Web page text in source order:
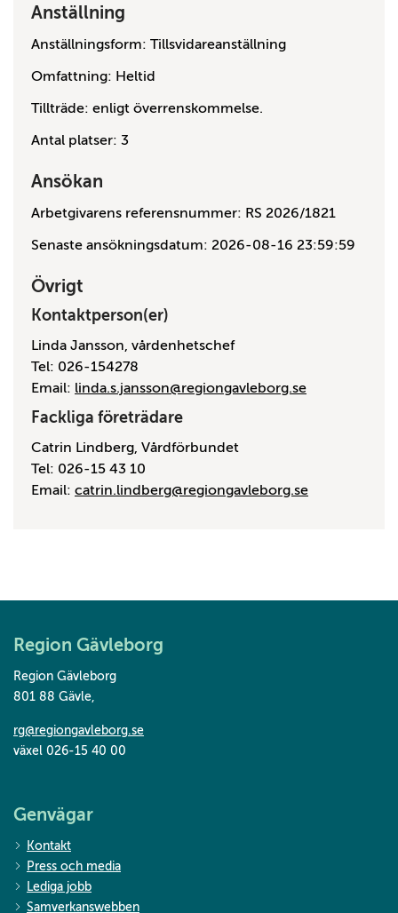
Anställning
Anställningsform: Tillsvidareanställning
Omfattning: Heltid
Tillträde: enligt överrenskommelse.
Antal platser: 3
Ansökan
Arbetgivarens referensnummer: RS 2026/1821
Senaste ansökningsdatum: 2026-08-16 23:59:59
Övrigt
Kontaktperson(er)
Linda Jansson, vårdenhetschef
Tel: 026-154278
Email: linda.s.jansson@regiongavleborg.se
Fackliga företrädare
Catrin Lindberg, Vårdförbundet
Tel: 026-15 43 10
Email: catrin.lindberg@regiongavleborg.se
Region Gävleborg
Region Gävleborg
801 88 Gävle,
rg@regiongavleborg.se
växel 026-15 40 00
Genvägar
Kontakt
Press och media
Lediga jobb
Samverkanswebben